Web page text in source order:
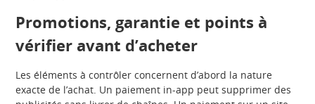
Promotions, garantie et points à
vérifier avant d’acheter
Les éléments à contrôler concernent d’abord la nature
exacte de l’achat. Un paiement in-app peut supprimer des